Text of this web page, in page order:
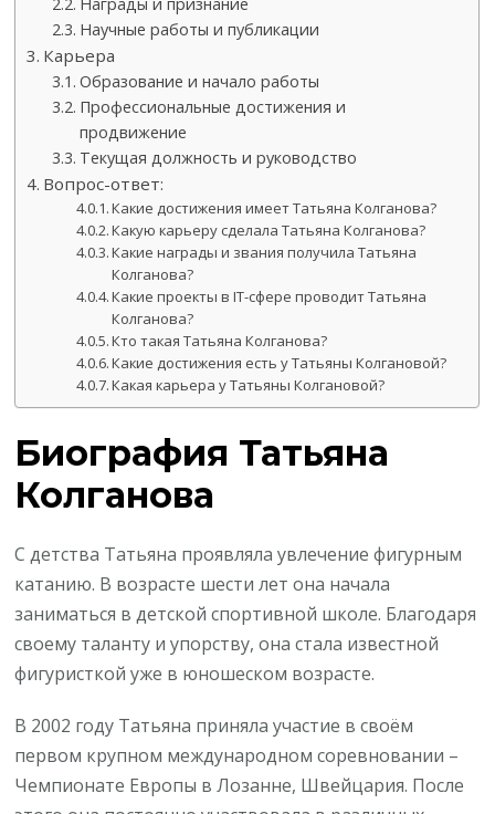
Научные работы и публикации
Карьера
Образование и начало работы
Профессиональные достижения и
продвижение
Текущая должность и руководство
Вопрос-ответ:
Какие достижения имеет Татьяна Колганова?
Какую карьеру сделала Татьяна Колганова?
Какие награды и звания получила Татьяна
Колганова?
Какие проекты в IT-сфере проводит Татьяна
Колганова?
Кто такая Татьяна Колганова?
Какие достижения есть у Татьяны Колгановой?
Какая карьера у Татьяны Колгановой?
Биография Татьяна
Колганова
С детства Татьяна проявляла увлечение фигурным
катанию. В возрасте шести лет она начала
заниматься в детской спортивной школе. Благодаря
своему таланту и упорству, она стала известной
фигуристкой уже в юношеском возрасте.
В 2002 году Татьяна приняла участие в своём
первом крупном международном соревновании –
Чемпионате Европы в Лозанне, Швейцария. После